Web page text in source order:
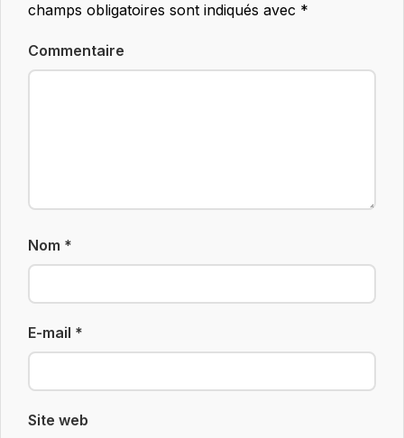
champs obligatoires sont indiqués avec *
Commentaire
Nom *
E-mail *
Site web